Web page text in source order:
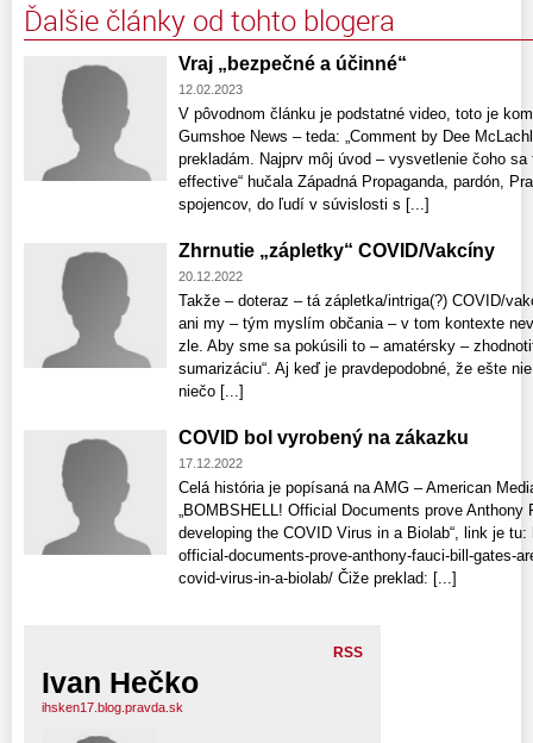
Ďalšie články od tohto blogera
Vraj „bezpečné a účinné“
12.02.2023
V pôvodnom článku je podstatné video, toto je
Gumshoe News – teda: „Comment by Dee
prekladám. Najprv môj úvod – vysvetlenie čoho
effective“ hučala Západná Propaganda, pardón,
spojencov, do ľudí v súvislosti s [...]
Zhrnutie „zápletky“ COVID/Vakcíny
20.12.2022
Takže – doteraz – tá zápletka/intriga(?) COVID/
ani my – tým myslím občania – v tom kontexte
zle. Aby sme sa pokúsili to – amatérsky –
sumarizáciu“. Aj keď je pravdepodobné, že ešte
niečo [...]
COVID bol vyrobený na zákazku
17.12.2022
Celá história je popísaná na AMG – American
„BOMBSHELL! Official Documents prove
developing the COVID Virus in a Biolab“, link je
official-documents-prove-anthony-fauci-bill-gates-
covid-virus-in-a-biolab/ Čiže preklad: [...]
RSS
Ivan Hečko
ihsken17.blog.pravda.sk